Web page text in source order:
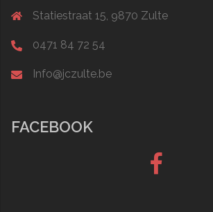
Statiestraat 15, 9870 Zulte
0471 84 72 54
Info@jczulte.be
FACEBOOK
Facebook